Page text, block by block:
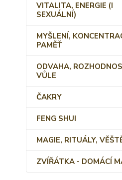
VITALITA, ENERGIE (I
SEXUÁLNÍ)
MYŠLENÍ,
PAMĚŤ
ODVAHA,
VŮLE
ČAKRY
FENG SHUI
MAGIE, RITUÁLY,
ZVÍŘÁTKA - DOMÁCÍ